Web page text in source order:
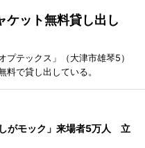
ケット無料貸し出し
テックス」（大津市雄琴5）
で貸し出している。
がモック」来場者5万人 立